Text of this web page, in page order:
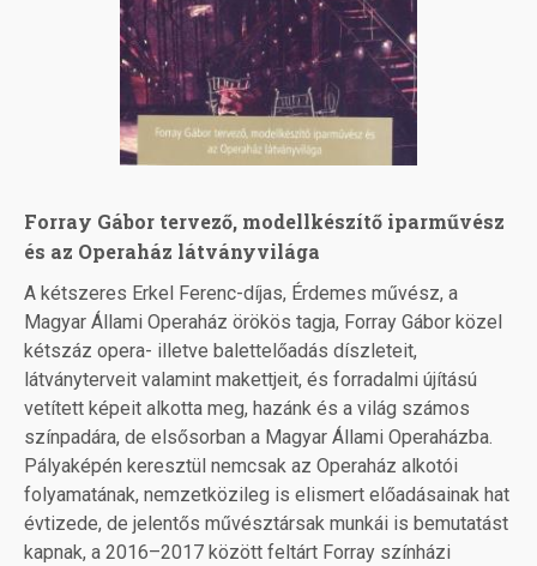
Forray Gábor tervező, modellkészítő iparművész
és az Operaház látványvilága
A kétszeres Erkel Ferenc-díjas, Érdemes művész, a
Magyar Állami Operaház örökös tagja, Forray Gábor közel
kétszáz opera- illetve balettelőadás díszleteit,
látványterveit valamint makettjeit, és forradalmi újítású
vetített képeit alkotta meg, hazánk és a világ számos
színpadára, de elsősorban a Magyar Állami Operaházba.
Pályaképén keresztül nemcsak az Operaház alkotói
folyamatának, nemzetközileg is elismert előadásainak hat
évtizede, de jelentős művésztársak munkái is bemutatást
kapnak, a 2016–2017 között feltárt Forray színházi